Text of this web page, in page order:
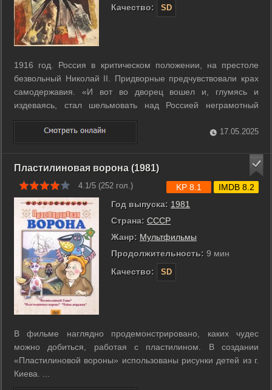
Качество:
SD
1916 год. Россия в критическом положении, на престоле
безвольный Николай II. Придворные предчувствовали крах
самодержавия. «И вот во дворец вошел и, глумясь и
издеваясь, стал шельмовать над Россией неграмотный
мужик с сумасшедшими глазами»: - так писал Алексей
Толстой о «святом старце» Распутине, который приобрел
неограниченную власть над царем, а ...
17.05.2025
Пластилиновая ворона (1981)
4.1/5 (252 гол.)
Год выпуска: 1981
Страна: СССР
Жанр: Мультфильмы
Продолжительность: 9 мин
Качество:
SD
KP 8.1 IMDB 8.2
В фильме наглядно продемонстрировано, каких чудес
можно добиться, работая с пластилином. В создании
«Пластилиновой вороны» использованы рисунки детей из г.
Киева. ...